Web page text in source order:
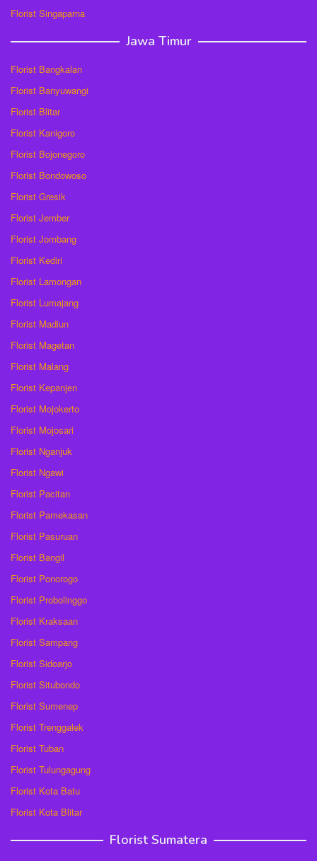
Florist Singaparna
Jawa Timur
Florist Bangkalan
Florist Banyuwangi
Florist Blitar
Florist Kanigoro
Florist Bojonegoro
Florist Bondowoso
Florist Gresik
Florist Jember
Florist Jombang
Florist Kediri
Florist Lamongan
Florist Lumajang
Florist Madiun
Florist Magetan
Florist Malang
Florist Kepanjen
Florist Mojokerto
Florist Mojosari
Florist Nganjuk
Florist Ngawi
Florist Pacitan
Florist Pamekasan
Florist Pasuruan
Florist Bangil
Florist Ponorogo
Florist Probolinggo
Florist Kraksaan
Florist Sampang
Florist Sidoarjo
Florist Situbondo
Florist Sumenep
Florist Trenggalek
Florist Tuban
Florist Tulungagung
Florist Kota Batu
Florist Kota Blitar
Florist Sumatera